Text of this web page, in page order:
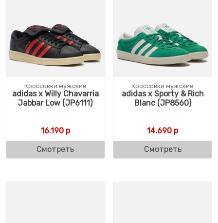
Кроссовки мужские
adidas x Willy Chavarria
Jabbar Low (JP6111)
16.190р
Смотреть
Кроссовки мужские
adidas x Sporty & Rich
Blanc (JP8560)
14.690 р
Смотреть